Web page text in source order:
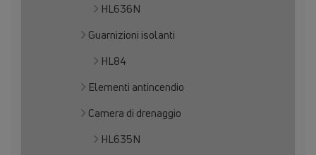
HL636N
Guarnizioni isolanti
HL84
Elementi antincendio
Camera di drenaggio
HL635N